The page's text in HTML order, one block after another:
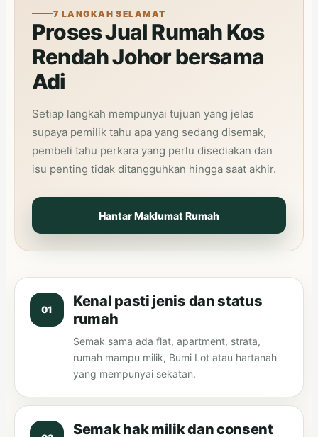
7 LANGKAH SELAMAT
Proses Jual Rumah Kos
Rendah Johor bersama
Adi
Setiap langkah mempunyai tujuan yang jelas
supaya pemilik tahu apa yang sedang disemak,
pembeli tahu perkara yang perlu disediakan dan
isu penting tidak ditangguhkan hingga saat akhir.
Hantar Maklumat Rumah
Kenal pasti jenis dan status
rumah
Semak sama ada flat, apartment, strata,
rumah mampu milik, Bumi Lot atau hartanah
yang mempunyai sekatan.
Semak hak milik dan consent